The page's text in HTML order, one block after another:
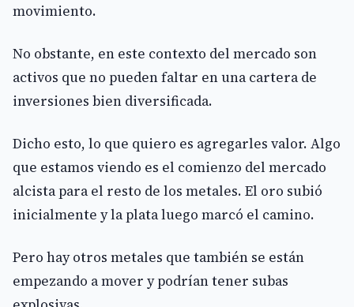
movimiento.
No obstante, en este contexto del mercado son
activos que no pueden faltar en una cartera de
inversiones bien diversificada.
Dicho esto, lo que quiero es agregarles valor. Algo
que estamos viendo es el comienzo del mercado
alcista para el resto de los metales. El oro subió
inicialmente y la plata luego marcó el camino.
Pero hay otros metales que también se están
empezando a mover y podrían tener subas